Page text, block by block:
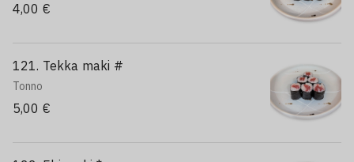
4,00 €
121. Tekka maki #
Tonno
5,00 €